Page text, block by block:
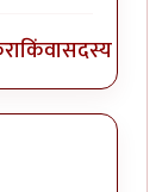
किंवासदस्य व्हा